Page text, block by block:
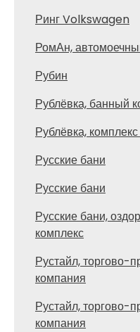
Ринг Volkswagen
РомАн,
Рубин
Рублёвка, банный
Рублёвка,
Русские бани
Русские бани
Русские бани,
комплекс
Рустайл, торгово-
компания
Рустайл, торгово-
компания